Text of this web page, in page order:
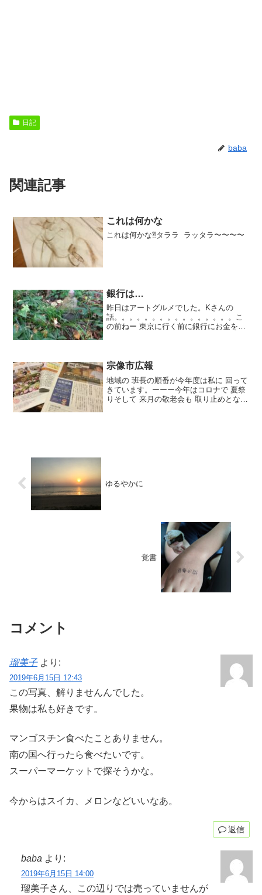
日記
baba
関連記事
これは何かな
これは何かな⁈タララ ラッタラ〜〜〜〜
銀行は…
昨日はアートグルメでした。Kさんの
話。。。。。。。。。。。。。。。。こ
の前ねー 東京に行く前に銀行にお金を下
か？と 根掘り葉掘り聞かれ...
宗像市広報
地域の 班長の順番が今年度は私に 回って
きています。ーーー今年はコロナで 夏祭
りそして 来月の敬老会も 取り止めとなり
ゆるやかに
覚書
コメント
瑠美子 より:
2019年6月15日 12:43
この写真、解りませんんでした。
果物は私も好きです。
マンゴスチン食べたことありません。
南の国へ行ったら食べたいです。
スーパーマーケットで探そうかな。
今からはスイカ、メロンなどいいなあ。
返信
baba より:
2019年6月15日 14:00
瑠美子さん、この辺りでは売っていませんが